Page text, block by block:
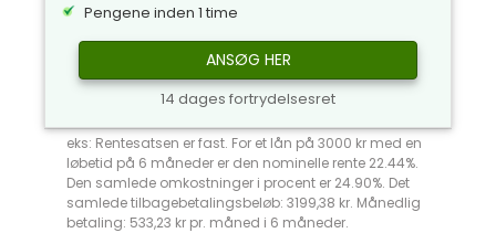
Pengene inden 1 time
ANSØG HER
14 dages fortrydelsesret
eks: Rentesatsen er fast. For et lån på 3000 kr med en
løbetid på 6 måneder er den nominelle rente 22.44%.
Den samlede omkostninger i procent er 24.90%. Det
samlede tilbagebetalingsbeløb: 3199,38 kr. Månedlig
betaling: 533,23 kr pr. måned i 6 måneder.